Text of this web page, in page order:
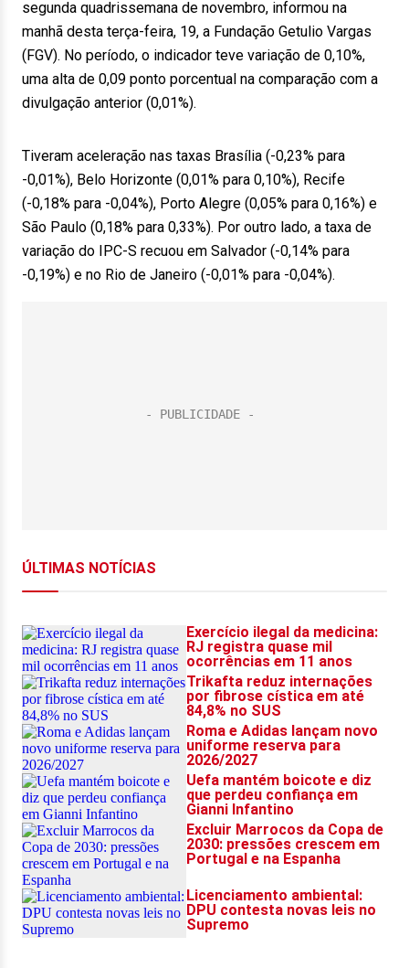
segunda quadrissemana de novembro, informou na
manhã desta terça-feira, 19, a Fundação Getulio Vargas
(FGV). No período, o indicador teve variação de 0,10%,
uma alta de 0,09 ponto porcentual na comparação com a
divulgação anterior (0,01%).
Tiveram aceleração nas taxas Brasília (-0,23% para
-0,01%), Belo Horizonte (0,01% para 0,10%), Recife
(-0,18% para -0,04%), Porto Alegre (0,05% para 0,16%) e
São Paulo (0,18% para 0,33%). Por outro lado, a taxa de
variação do IPC-S recuou em Salvador (-0,14% para
-0,19%) e no Rio de Janeiro (-0,01% para -0,04%).